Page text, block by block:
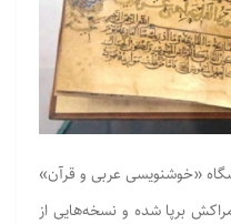
«خوشنویسی عربی و قرآن»
برپا شده و نسخه‌هایی از